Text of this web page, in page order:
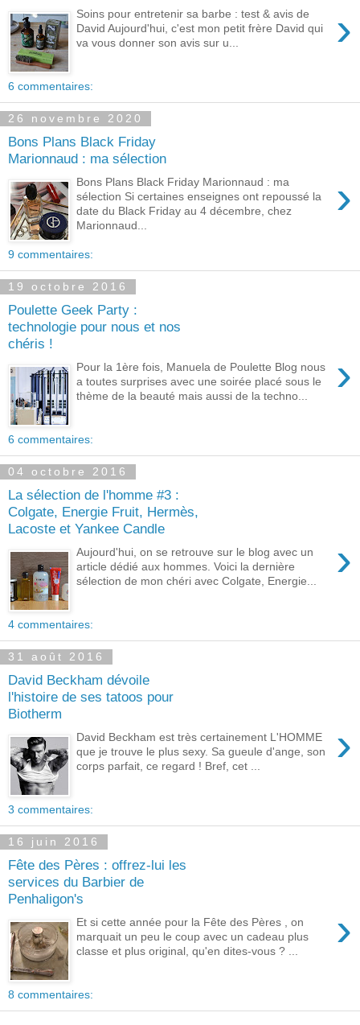
›
Soins pour entretenir sa barbe : test & avis de
David Aujourd'hui, c'est mon petit frère David qui
va vous donner son avis sur u...
6 commentaires:
26 novembre 2020
Bons Plans Black Friday
Marionnaud : ma sélection
›
Bons Plans Black Friday Marionnaud : ma
sélection Si certaines enseignes ont repoussé la
date du Black Friday au 4 décembre, chez
Marionnaud...
9 commentaires:
19 octobre 2016
Poulette Geek Party :
technologie pour nous et nos
chéris !
›
Pour la 1ère fois, Manuela de Poulette Blog nous
a toutes surprises avec une soirée placé sous le
thème de la beauté mais aussi de la techno...
6 commentaires:
04 octobre 2016
La sélection de l'homme #3 :
Colgate, Energie Fruit, Hermès,
Lacoste et Yankee Candle
›
Aujourd'hui, on se retrouve sur le blog avec un
article dédié aux hommes. Voici la dernière
sélection de mon chéri avec Colgate, Energie...
4 commentaires:
31 août 2016
David Beckham dévoile
l'histoire de ses tatoos pour
Biotherm
›
David Beckham est très certainement L'HOMME
que je trouve le plus sexy. Sa gueule d'ange, son
corps parfait, ce regard ! Bref, cet ...
3 commentaires:
16 juin 2016
Fête des Pères : offrez-lui les
services du Barbier de
Penhaligon's
›
Et si cette année pour la Fête des Pères , on
marquait un peu le coup avec un cadeau plus
classe et plus original, qu'en dites-vous ? ...
8 commentaires: